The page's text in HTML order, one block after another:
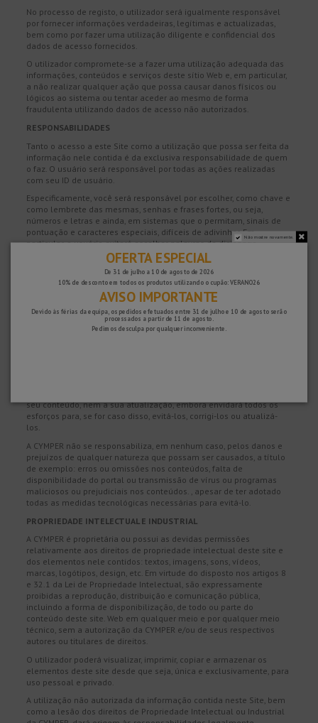
No processo de registo, o utilizador será igualmente responsável
por fornecer informações verdadeiras, legítimas e actualizadas,
bem como por fazer uma utilização diligente e confidencial dos
dados de acesso fornecidos.
O utilizador compromete-se a fazer uma utilização adequada das
informações, conteúdos e serviços deste sítio Web e, em particular,
a não realizar qualquer ação que possa causar danos físicos ou
lógicos ao sistema ou tentar aceder ao mesmo de forma
fraudulenta utilizando dados de acesso não autorizados.
RESPONSABILIDADES
Tanto o acesso a este Site como a utilização que possa ser feita da
informação nele contida é da exclusiva responsabilidade de quem
o faz. O usuário será responsável por todas as ações realizadas
com seu ID de usuário.
Especificamente, você será responsável por escolher, como chave e
como lembrete das mesmas, senhas e frases fortes, ou seja,
números e letras e ainda, em sistemas que o permitam, sinais de
pontuação e caracteres especiais, difíceis de adivinhar. Em
particular, o usuário evitará escolher palavras do dicionário,
palavras relacionadas a ele (nome de família, endereço, data de
nascimento, etc.) ou fáceis de adivinhar (combinações de nomes
com meses, prefixos e sufixos, etc.). . A CYMPER não será
responsável por quaisquer consequências, danos ou prejuízos que
possam surgir do referido acesso ou utilização da informação.
A CYMPER reserva-se o direito de efetuar, sem aviso prévio e sem
assumir qualquer responsabilidade, as modificações que considere
seu conteúdo, nem a sua atualização, embora envidará todos os
esforços para, se for caso disso, evitá-los, corrigi-los ou atualizá-
los.
A CYMPER não se responsabiliza, em nenhum caso, pelos danos e
prejuízos de qualquer natureza que possam ser causados, a título
de exemplo: erros ou omissões nos conteúdos, falta de
disponibilidade do portal ou transmissão de vírus ou programas
maliciosos ou prejudiciais nos conteúdos. , apesar de ter adotado
todas as medidas tecnológicas necessárias para evitá-lo.
PROPRIEDADE INTELECTUAL E INDUSTRIAL
A CYMPER é proprietária ou possui as devidas permissões
relativamente aos direitos de propriedade intelectual deste site e
dos elementos nele contidos: textos, imagens, sons, vídeos,
marcas, logótipos, design, etc. Em virtude do disposto nos artigos 8
e 32.1 da Lei de Propriedade Intelectual, são expressamente
proibidas a reprodução, distribuição e comunicação pública,
incluindo a forma de disponibilização, de todo ou parte do
conteúdo deste site. Web em qualquer meio e por qualquer meio
técnico, sem a autorização da CYMPER e/ou de seus respectivos
autores ou titulares de direitos.
O utilizador poderá visualizar, imprimir, copiar e armazenar os
elementos deste site desde que seja, única e exclusivamente, para
uso pessoal e privado.
A utilização não autorizada da informação contida neste Site, bem
como a lesão dos direitos de Propriedade Intelectual ou Industrial
Não mostre novamente.
OFERTA ESPECIAL
De 31 de julho a 10 de agosto de 2026
10% de desconto em todos os produtos utilizando o cupão: VERANO26
AVISO IMPORTANTE
Devido às férias da equipa, os pedidos efetuados entre 31 de julho e 10 de agosto serão
processados ​​a partir de 11 de agosto.
Pedimos desculpa por qualquer inconveniente.